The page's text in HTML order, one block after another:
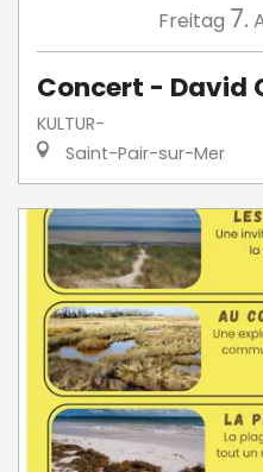
Freitag 7.
Concert - David
KULTUR-
Saint-Pair-sur-Mer